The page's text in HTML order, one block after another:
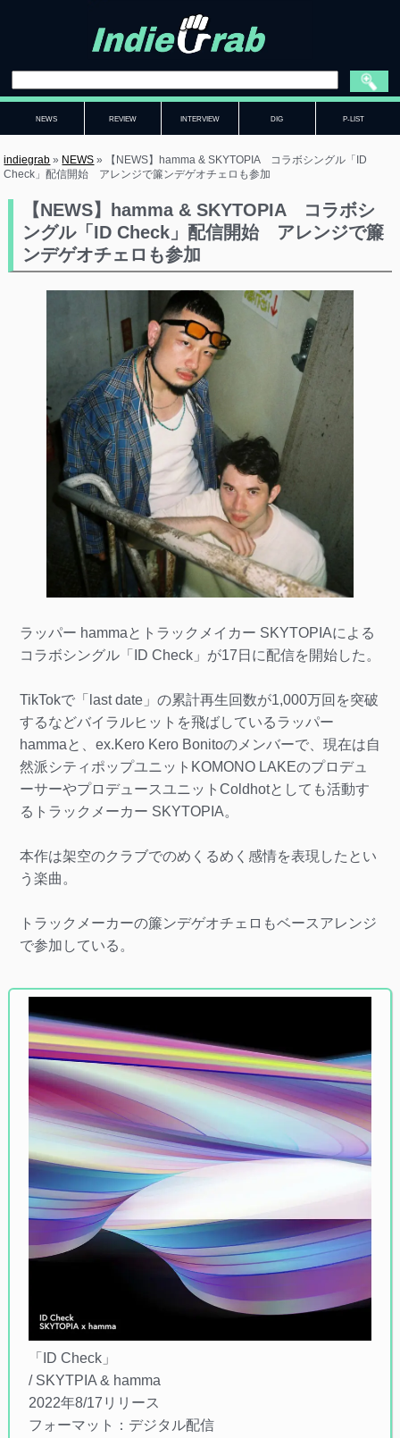
NEWS REVIEW INTERVIEW DIG P-LIST
indiegrab » NEWS »
【NEWS】hamma & SKYTOPIA コラボシングル「ID
Check」配信開始 アレンジで簾ンデゲオチェロも参加
【NEWS】hamma & SKYTOPIA コラボシ
ングル「ID Check」配信開始 アレンジで簾
ンデゲオチェロも参加
ラッパー hammaとトラックメイカー SKYTOPIAによる
コラボシングル「ID Check」が17日に配信を開始した。
TikTokで「last date」の累計再生回数が1,000万回を突破
するなどバイラルヒットを飛ばしているラッパー
hammaと、ex.Kero Kero Bonitoのメンバーで、現在は自
然派シティポップユニットKOMONO LAKEのプロデュ
ーサーやプロデュースユニットColdhotとしても活動す
るトラックメーカー SKYTOPIA。
本作は架空のクラブでのめくるめく感情を表現したとい
う楽曲。
トラックメーカーの簾ンデゲオチェロもベースアレンジ
で参加している。
「ID Check」
/ SKYTPIA & hamma
2022年8/17リリース
フォーマット：デジタル配信